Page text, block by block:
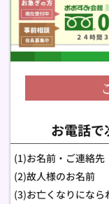
お電話で
(1)お名前・ご連絡先
(2)故人様のお名前
(3)お亡くなりになら